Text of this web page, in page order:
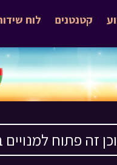
לוח קטנטנים
זה פתוח